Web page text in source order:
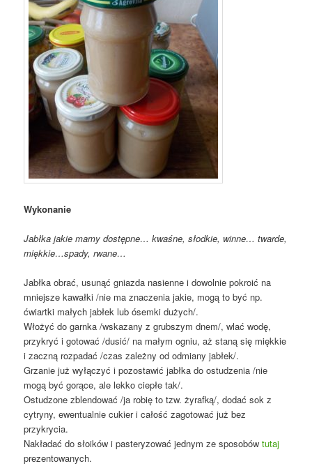
Wykonanie
Jabłka jakie mamy dostępne… kwaśne, słodkie, winne… twarde,
miękkie…spady, rwane…
Jabłka obrać, usunąć gniazda nasienne i dowolnie pokroić na
mniejsze kawałki /nie ma znaczenia jakie, mogą to być np.
ćwiartki małych jabłek lub ósemki dużych/.
Włożyć do garnka /wskazany z grubszym dnem/, wlać wodę,
przykryć i gotować /dusić/ na małym ogniu, aż staną się miękkie
i zaczną rozpadać /czas zależny od odmiany jabłek/.
Grzanie już wyłączyć i pozostawić jabłka do ostudzenia /nie
mogą być gorące, ale lekko ciepłe tak/.
Ostudzone zblendować /ja robię to tzw. żyrafką/, dodać sok z
cytryny, ewentualnie cukier i całość zagotować już bez
przykrycia.
Nakładać do słoików i pasteryzować jednym ze sposobów tutaj
prezentowanych.